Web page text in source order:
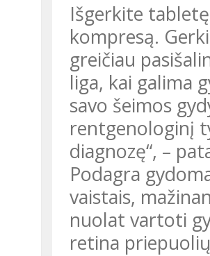
Išgerkite
kompresą.
greičiau
liga, kai galima
savo šeimos
rentgenologinį
diagnozę“, –
Podagra
vaistais,
nuolat vartoti
retina